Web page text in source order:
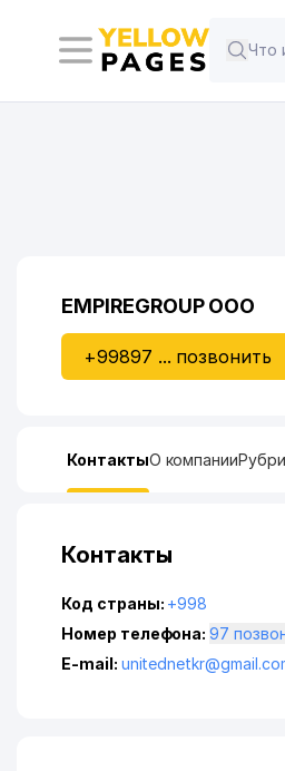
EMPIREGROUP ООО
+99897 ... позвонить
КонтактыО компании
Контакты
Код страны: +998
Номер телефона:
97
E-mail: